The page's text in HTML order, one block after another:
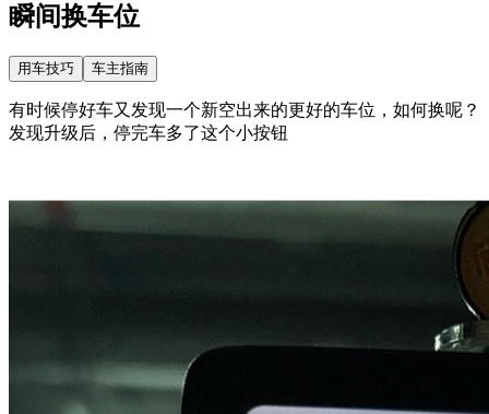
瞬间换车位
用车技巧 车主指南
有时候停好车又发现一个新空出来的更好的车位，如何换呢？
发现升级后，停完车多了这个小按钮